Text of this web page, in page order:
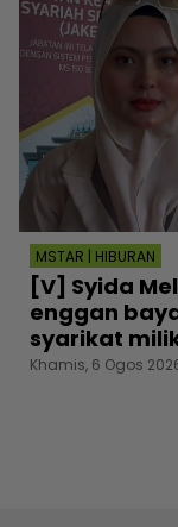
MSTAR | HIBURAN
[V] Syida
enggan
syarikat
Khamis, 6 Ogos